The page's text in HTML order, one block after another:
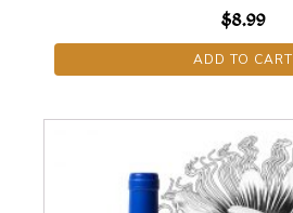
$8.99
ADD TO CART